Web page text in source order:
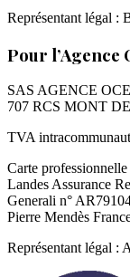
Représentant légal :
Pour l’Agence
SAS AGENCE
707 RCS MONT
TVA
Carte
Landes Assurance
Generali n°
Pierre Mendès
Représentant légal :